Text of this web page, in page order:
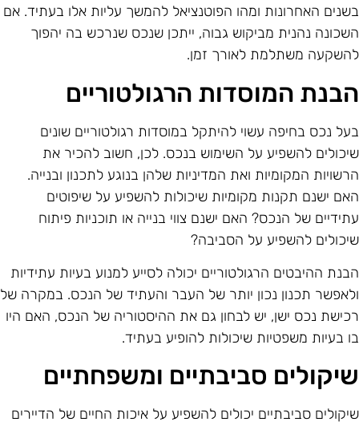
האחרונות ומהו הפוטנציאל להמשך עליות אלו בעתיד. אם
נהנית מביקוש גבוה, ייתכן שנכס שנרכש בה יהפוך
משתלמת לאורך זמן.
המוסדות הרגולטוריים
נכס בחיפה עשוי להיתקל במוסדות רגולטוריים שונים
להשפיע על השימוש בנכס. לכן, חשוב להכיר את
המקומיות ואת המדיניות שלהן בנוגע לתכנון ובנייה.
ישנם תקנות מקומיות שיכולות להשפיע על שיפוטים
של הנכס? האם ישנם צווי בנייה או תוכניות פיתוח
להשפיע על הסביבה?
ההיבטים הרגולטוריים יכולה לסייע למנוע בעיות עתידיות
תכנון נכון יותר של העבר והעתיד של הנכס. במקרה של
נכס ישן, יש לבחון גם את ההיסטוריה של הנכס, האם היו
בעיות משפטיות שיכולות להופיע בעתיד.
סביבתיים ומשפחתיים
סביבתיים יכולים להשפיע על איכות החיים של הדיירים